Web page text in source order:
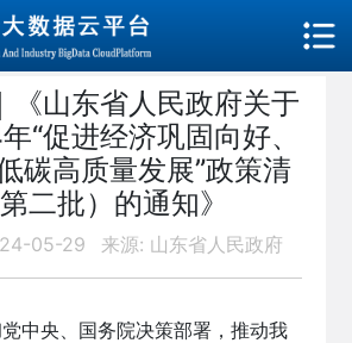
《山东省人民政府关于
“促进经济巩固向好、
碳高质量发展”政策清
二批）的通知》
05-29 来源: 山东省人民政府
中央、国务院决策部署，推动我